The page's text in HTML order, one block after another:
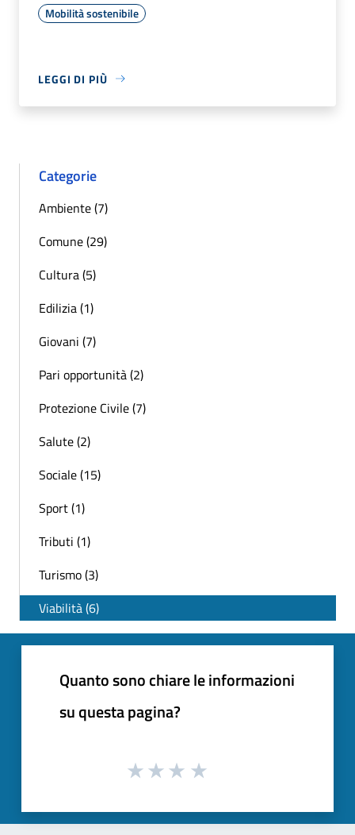
Mobilità sostenibile
LEGGI DI PIÙ
Categorie
Ambiente (7)
Comune (29)
Cultura (5)
Edilizia (1)
Giovani (7)
Pari opportunità (2)
Protezione Civile (7)
Salute (2)
Sociale (15)
Sport (1)
Tributi (1)
Turismo (3)
Viabilità (6)
Quanto sono chiare le informazioni
su questa pagina?